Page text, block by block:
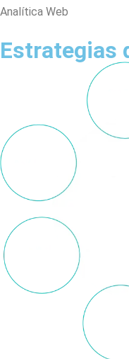
Analítica Web
Estrategias